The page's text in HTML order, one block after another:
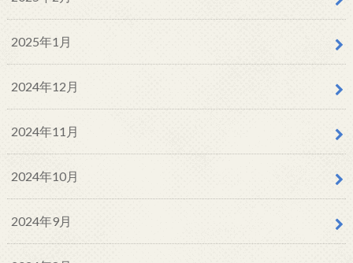
2025年1月
2024年12月
2024年11月
2024年10月
2024年9月